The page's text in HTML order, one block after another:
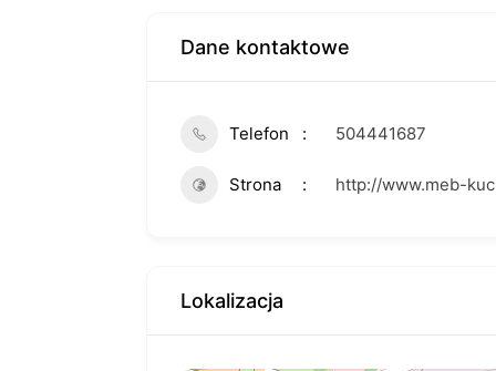
Dane kontaktowe
Telefon 504441687
Strona http://www.meb-
Lokalizacja